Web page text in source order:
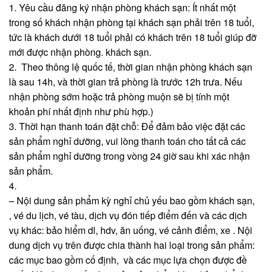
1. Yêu cầu đăng ký nhận phòng khách sạn: Ít nhất một
trong số khách nhận phòng tại khách sạn phải trên 18 tuổi,
tức là khách dưới 18 tuổi phải có khách trên 18 tuổi giúp đỡ
mới được nhận phòng. khách sạn.
2. Theo thông lệ quốc tế, thời gian nhận phòng khách sạn
là sau 14h, và thời gian trả phòng là trước 12h trưa. Nếu
nhận phòng sớm hoặc trả phòng muộn sẽ bị tính một
khoản phí nhất định như phù hợp.)
3. Thời hạn thanh toán đặt chỗ: Để đảm bảo việc đặt các
sản phẩm nghỉ dưỡng, vui lòng thanh toán cho tất cả các
sản phẩm nghỉ dưỡng trong vòng 24 giờ sau khi xác nhận
sản phẩm.
4.
– Nội dung sản phẩm kỳ nghỉ chủ yếu bao gồm khách sạn,
, vé du lịch, vé tàu, dịch vụ đón tiếp điểm đến và các dịch
vụ khác: bảo hiểm dl, hdv, ăn uống, vé cảnh điểm, xe . Nội
dung dịch vụ trên được chia thành hai loại trong sản phẩm:
các mục bao gồm cố định, và các mục lựa chọn được đề